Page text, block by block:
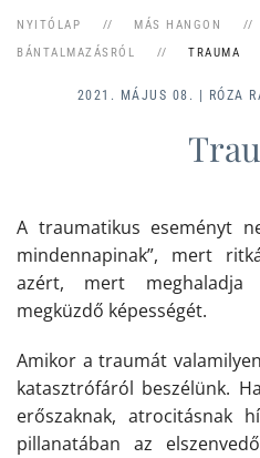
NYITÓLAP MÁS HANGON
BÁNTALMAZÁSRÓL
TRAUMA
2021. MÁJUS 08. RÓZA
A traumatikus eseményt
mindennapinak”, mert
azért, mert
megküzdő képességét.
Amikor a traumát
katasztrófáról beszélünk.
erőszaknak, atrocitásnak
pillanatában az